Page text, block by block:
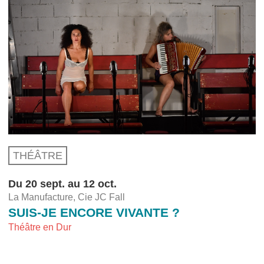
THÉÂTRE
Du 20 sept. au 12 oct.
La Manufacture, Cie JC Fall
SUIS-JE ENCORE VIVANTE ?
Théâtre en Dur